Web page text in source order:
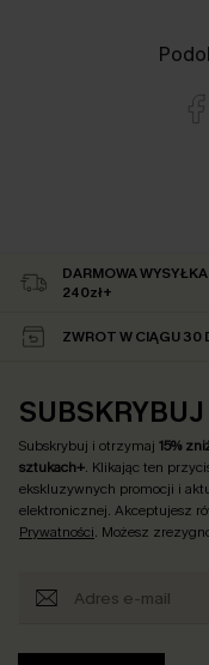
DARMOWA
240zł+
ZWROT W CIĄGU 30
Subskrybuj i otrzymaj 15%
sztukach+. Klikając ten
ekskluzywnych promocji i
elektronicznej. Akceptujesz
Prywatności. Możesz